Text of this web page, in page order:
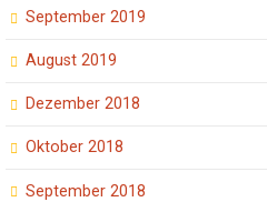
September 2019
August 2019
Dezember 2018
Oktober 2018
September 2018